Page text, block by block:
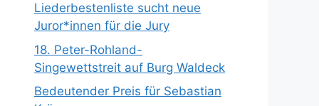
Liederbestenliste sucht neue
Juror*innen für die Jury
18. Peter-Rohland-
Singewettstreit auf Burg Waldeck
Bedeutender Preis für Sebastian